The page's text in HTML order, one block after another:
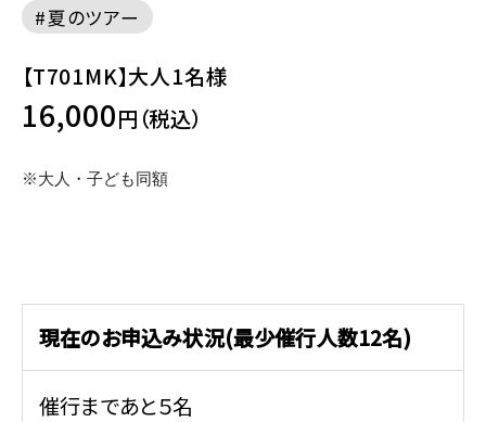
夏のツアー
【T701MK】大人1名様
16,000円（税込）
※大人・子ども同額
現在のお申込み状況(最少催行人数12名)
催行まであと５名